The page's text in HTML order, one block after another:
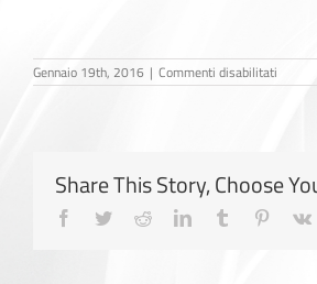
Gennaio 19th, 2016 | Commenti disabilitati
Barbara
Share This Story, Choose
Facebook
TwitterRedditLinkedInTumblr